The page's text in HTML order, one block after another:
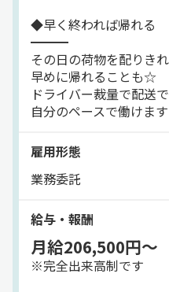
その日の配送を終えれば
基本ドライバー裁量なの
自分のペースで働ける
◆/／
安心して運転を
ドライブレコーダー、
バックモニター付きの車
安心して運転いただけま
持ち込みも大歓迎です♪
◆早く終われば帰れる
━━━
その日の荷物を配りき
早めに帰れることも☆
ドライバー裁量で配送
自分のペースで働けます
雇用形態
業務委託
給与・報酬
月給206,500円～
※完全出来高制です